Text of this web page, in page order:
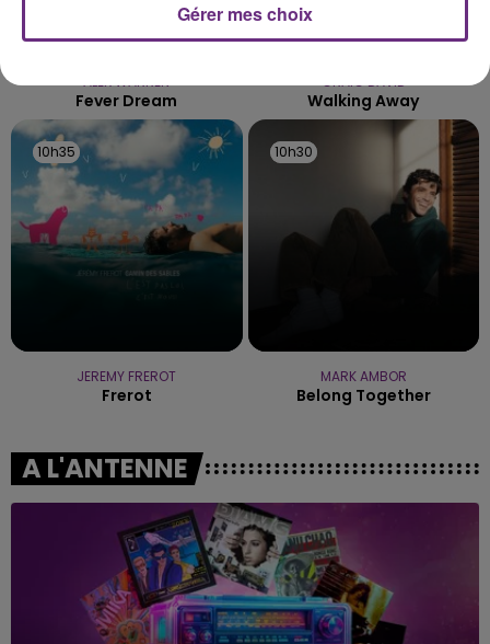
ALEX WARREN
Fever Dream
CRAIG DAVID
Walking Away
10h35
10h35
JEREMY FREROT
Frerot
10h30
10h30
MARK AMBOR
Belong Together
A L'ANTENNE
Gérer mes choix